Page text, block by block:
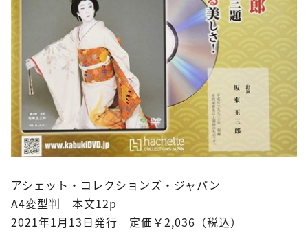
アシェット・コレクションズ・ジャパン
A4変型判 本文12p
2021年1月13日発行 定価￥2,036（税込）